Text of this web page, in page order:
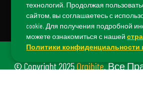
© Copyright 2025Orgibite. Все
технологий. Продолжая
сайтом, вы соглашаетесь с
cookie. Для получения подробной
можете ознакомиться с нашей
Политики конфиденциальности и